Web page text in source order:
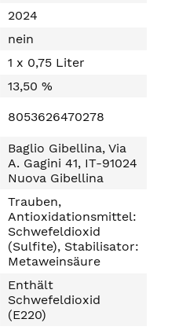
2024
nein
1 x 0,75 Liter
13,50 %
8053626470278
Baglio Gibellina, Via
A. Gagini 41, IT-91024
Nuova Gibellina
Trauben,
Antioxidationsmittel:
Schwefeldioxid
(Sulfite), Stabilisator:
Metaweinsäure
Enthält
Schwefeldioxid
(E220)